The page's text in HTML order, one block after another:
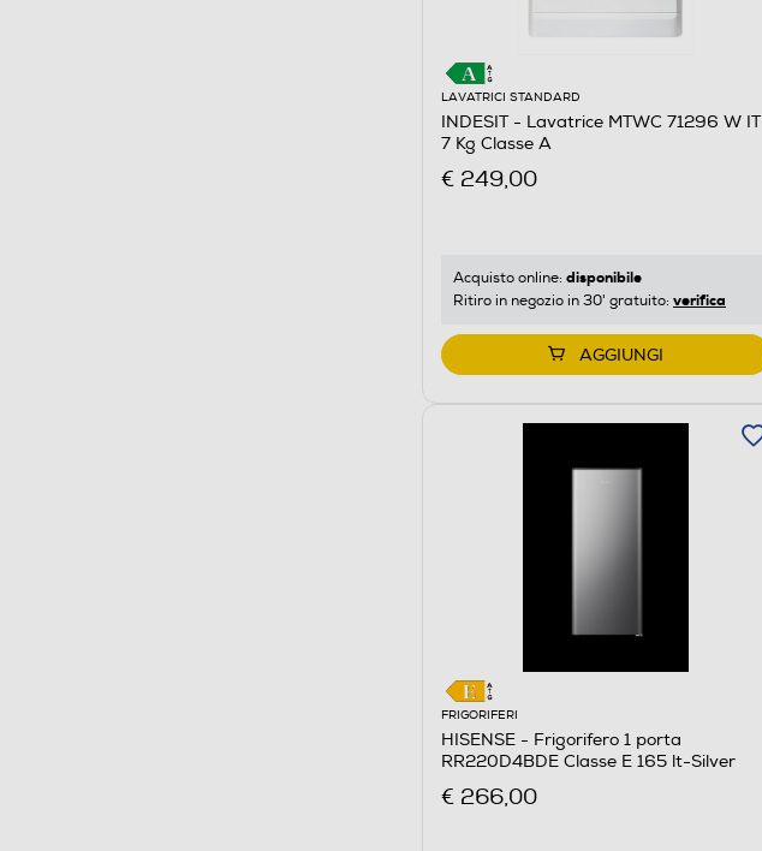
LAVATRICI STANDARD
INDESIT - Lavatrice MTWC 71296 W IT
7 Kg Classe A
€ 249,00
Acquisto online: disponibile
Ritiro in negozio in 30' gratuito: verifica
AGGIUNGI
FRIGORIFERI
HISENSE - Frigorifero 1 porta
RR220D4BDE Classe E 165 lt-Silver
€ 266,00